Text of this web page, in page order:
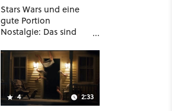
Stars Wars und eine
gute Portion
Nostalgie: Das sind
Serien im August auf
Disney Plus
4 2:33